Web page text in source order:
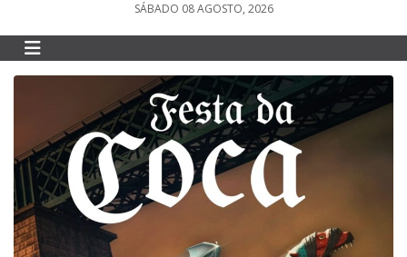
SÁBADO 08 AGOSTO, 2026